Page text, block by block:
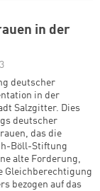
in der
deutscher
in der
Salzgitter. Dies
deutscher
das die
Böll-Stiftung
alte Forderung,
Gleichberechtigung
bezogen auf das